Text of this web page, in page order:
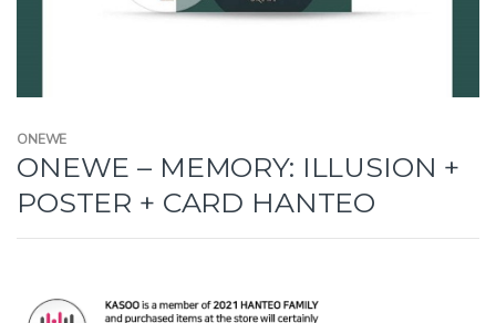
ONEWE
ONEWE – MEMORY: ILLUSION +
POSTER + CARD HANTEO